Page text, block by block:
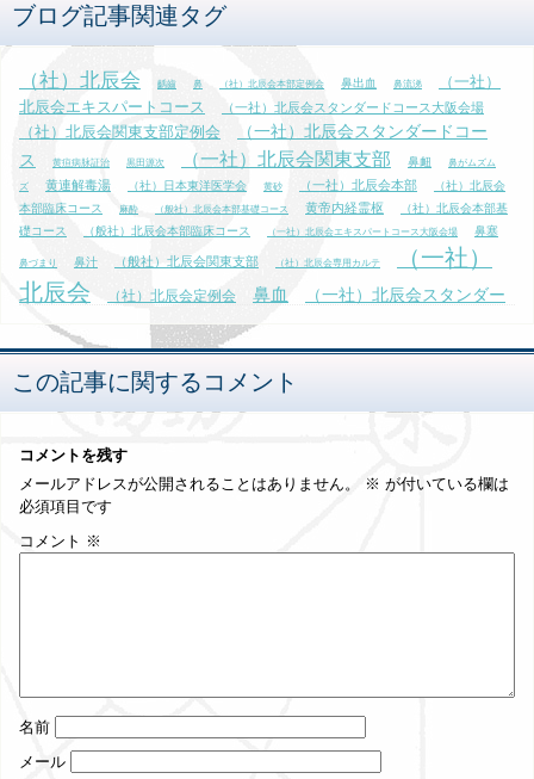
ブログ記事関連タグ
（社）北辰会 齲齒 鼻 （社）北辰会本部定例会 鼻出血 鼻流涕
（一社）
北辰会エキスパートコース
（一社）北辰会スタンダードコース大阪会場
（社）北辰会関東支部定例会
（一社）北辰会スタンダードコー
ス
黄疸病脉証治 黒田源次 （一社）北辰会関東支部 鼻衄 鼻がムズム
ズ 黄連解毒湯 （社）日本東洋医学会 黄砂 （一社）北辰会本部
（社）北辰会
本部臨床コース
麻酔 （般社）北辰会本部基礎コース 黄帝内経霊枢
（社）北辰会本部基
礎コース
（般社）北辰会本部臨床コース （一社）北辰会エキスパートコース大阪会場 鼻塞
鼻づまり 鼻汁 （般社）北辰会関東支部 （社）北辰会専用カルテ
（一社）
北辰会
（社）北辰会定例会 鼻血
（一社）北辰会スタンダー
ドコース東京会場
鼻水 （般社）北辰会
関東支部
鼻閉 （一社）北辰会本部臨床コース （一社）日本東洋医学
会 黄帝内経 麻木 黄竜湯 黄帝内経素問
この記事に関するコメント
コメントを残す
メールアドレスが公開されることはありません。
※ が付いている欄は
必須項目です
コメント ※
名前
メール